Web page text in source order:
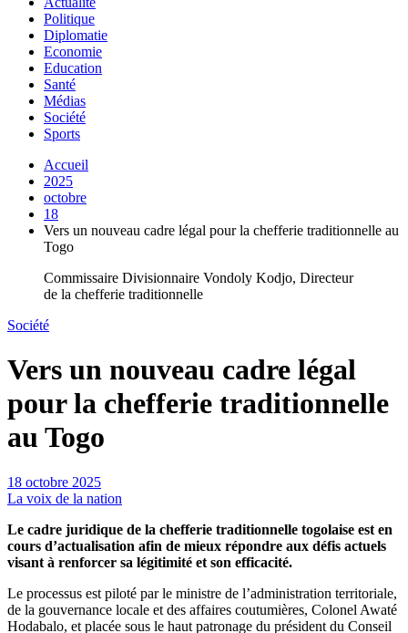
Politique
Diplomatie
Economie
Education
Santé
Médias
Société
Sports
Accueil
2025
octobre
18
Vers un nouveau cadre légal pour la chefferie traditionnelle au
Togo
Commissaire Divisionnaire Vondoly Kodjo, Directeur
de la chefferie traditionnelle
Société
Vers un nouveau cadre légal
pour la chefferie traditionnelle
au Togo
18 octobre 2025
La voix de la nation
Le cadre juridique de la chefferie traditionnelle togolaise est en
cours d’actualisation afin de mieux répondre aux défis actuels
visant à renforcer sa légitimité et son efficacité.
Le processus est piloté par le ministre de l’administration territoriale,
de la gouvernance locale et des affaires coutumières, Colonel Awaté
Hodabalo, et placée sous le haut patronage du président du Conseil